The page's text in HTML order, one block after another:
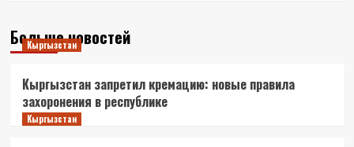
Больше новостей
Кыргызстан
Кыргызстан запретил кремацию: новые правила
захоронения в республике
Кыргызстан